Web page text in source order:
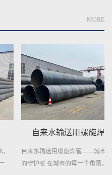
MORE
自来水输送用螺旋焊管
自来水输送用螺旋焊管——城市供水
的守护者 在城市的每一个角落，清